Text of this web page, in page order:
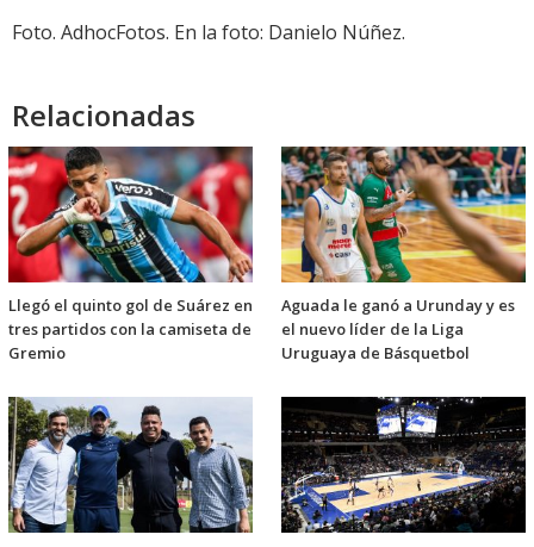
Foto. AdhocFotos. En la foto: Danielo Núñez.
Relacionadas
Llegó el quinto gol de Suárez en
tres partidos con la camiseta de
Gremio
Aguada le ganó a Urunday y es
el nuevo líder de la Liga
Uruguaya de Básquetbol